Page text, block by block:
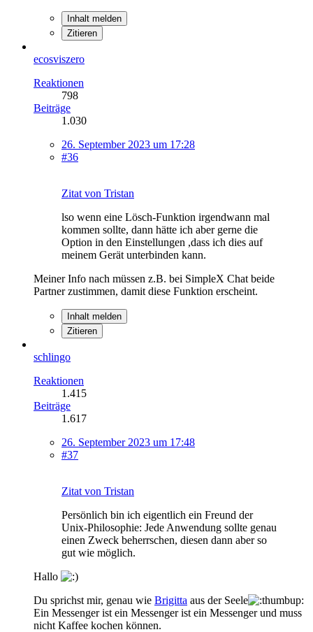
Inhalt melden
Zitieren
ecosviszero
Reaktionen
798
Beiträge
1.030
26. September 2023 um 17:28
#36
Zitat von Tristan
lso wenn eine Lösch-Funktion irgendwann mal
kommen sollte, dann hätte ich aber gerne die
Option in den Einstellungen ,dass ich dies auf
meinem Gerät unterbinden kann.
Meiner Info nach müssen z.B. bei SimpleX Chat beide
Partner zustimmen, damit diese Funktion erscheint.
Inhalt melden
Zitieren
schlingo
Reaktionen
1.415
Beiträge
1.617
26. September 2023 um 17:48
#37
Zitat von Tristan
Persönlich bin ich eigentlich ein Freund der
Unix-Philosophie: Jede Anwendung sollte genau
einen Zweck beherrschen, diesen dann aber so
gut wie möglich.
Hallo
Du sprichst mir, genau wie Brigitta aus der Seele
Ein Messenger ist ein Messenger ist ein Messenger und muss
nicht Kaffee kochen können.